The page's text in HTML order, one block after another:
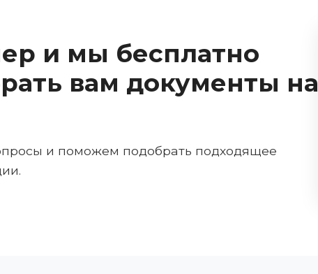
и мы бесплатно
вам документы на
и поможем подобрать подходящее